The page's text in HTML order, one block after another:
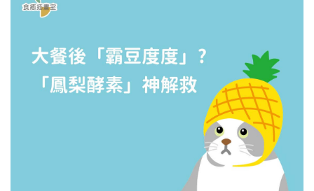
可能只會越滾越大 別擔心 眼睛的疲勞就交給「黑醋栗 […]